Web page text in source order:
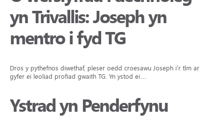
yn Trivallis: Joseph yn
mentro i fyd TG
Dros y pythefnos diwethaf, pleser oedd croesawu Joseph i’r tîm ar
gyfer ei leoliad profiad gwaith TG. Yn ystod ei…
Ystrad yn Penderfynu